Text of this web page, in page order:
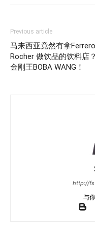
Previous article
马来西亚竟然有拿Ferrero
Rocher 做饮品的饮料店
金刚王BOBA WANG！
http://
与